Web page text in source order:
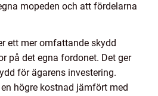
mopeden och att fördelarna
ett mer omfattande skydd
på det egna fordonet. Det ger
för ägarens investering.
högre kostnad jämfört med